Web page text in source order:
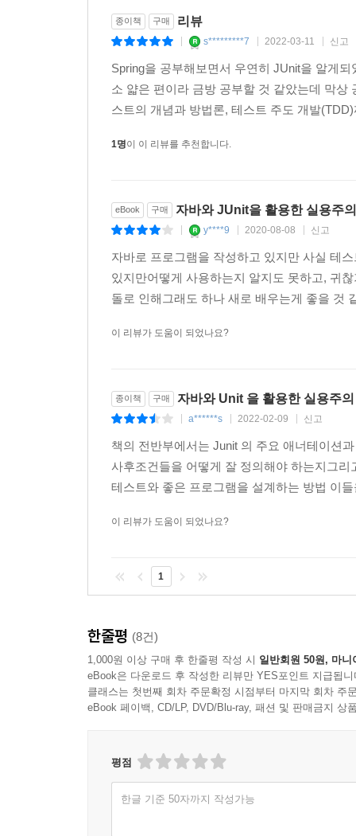
종이책 구매 리뷰
s*********7 2022-03-11 신고
Spring을 공부해보면서 우연히 JUnit을 알게
소 얇은 편이라 금방 공부할 것 같았는데 막
스트의 개념과 방법론, 테스트 주도 개발
1명이 이 리뷰를 추천합니다.
eBook 구매 자바와 JUnit을 활용한 실용주
y****9 2020-08-08 신고
자바로 프로그램을 작성하고 있지만 사실 테
있지만어떻게 사용하는지 알지도 못하고, 귀
돌로 인해그래도 하나 새로 배우는게 좋을 것
이 리뷰가 도움이 되었나요?
종이책 구매 자바와 Unit 을 활용한 실용주
a******s 2022-02-09 신고
책의 전반부에서는 Junit 의 주요 애너테이션
사후조건들을 어떻게 잘 정의해야 하는지그
테스트와 좋은 프로그램을 설계하는 방법 이
이 리뷰가 도움이 되었나요?
1
한줄평 (8건)
1,000원 이상 구매 후 한줄평 작성 시 일반회원 50원, 마니
eBook은 다운로드 후 작성한 리뷰만 YES포인트 지급됩니
클래스는 첫번째 회차 주문확정 시점부터 마지막 회차 주
eBook 페이백, CD/LP, DVD/Blu-ray, 패션 및 판매금지 상
평점
한글 기준 50자까지 작성가능